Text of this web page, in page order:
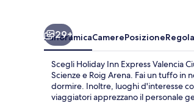
29+
PanoramicaCamerePosizione
Scegli Holiday Inn Express Valencia
Scienze e Roig Arena. Fai un tuffo
dormire. Inoltre, luoghi d'interesse
viaggiatori apprezzano il personale